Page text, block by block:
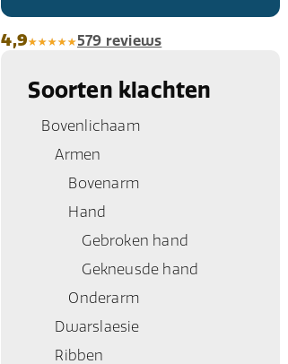
4,9 579 reviews
Soorten klachten
Bovenlichaam
Armen
Bovenarm
Hand
Gebroken hand
Gekneusde hand
Onderarm
Dwarslaesie
Ribben